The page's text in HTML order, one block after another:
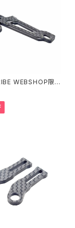
WEBSHOP限
X4-FSM-F G
ローティングフロ
ウント XRAY X4用